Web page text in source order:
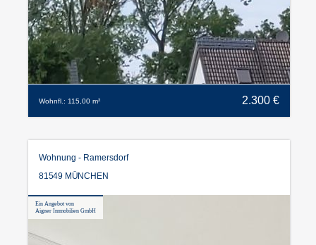
Wohnfl.: 115,00 m² 2.300 €
Wohnung - Ramersdorf
81549 MÜNCHEN
Ein Angebot von
Aigner Immobilien GmbH